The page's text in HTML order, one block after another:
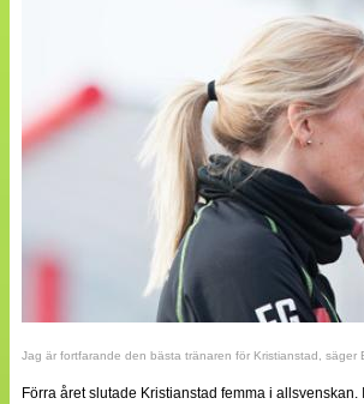
Annonsera
Statistik
Tipsa Damfotboll
Jag är fortfarande den bästa tränaren för Kristianstad,
Förra året slutade Kristianstad femma i